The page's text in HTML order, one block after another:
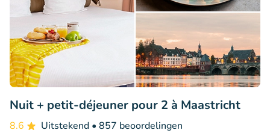
Nuit + petit-déjeuner pour 2 à Maastricht
8.6 Uitstekend • 857 beoordelingen